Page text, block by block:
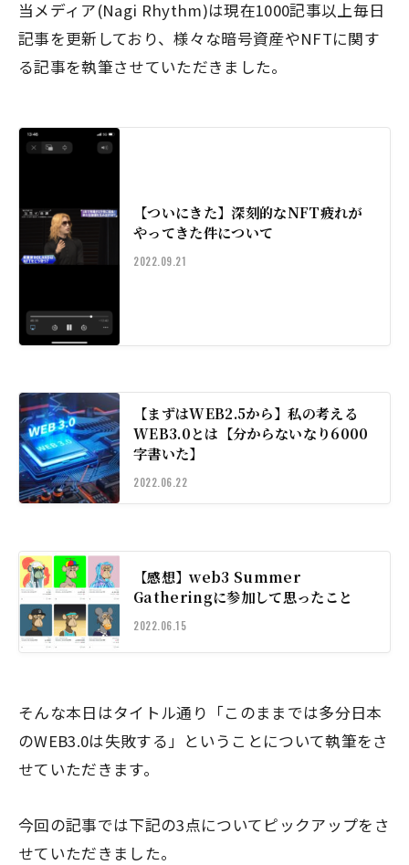
当メディア(Nagi Rhythm)は現在1000記事以上毎日
記事を更新しており、様々な暗号資産やNFTに関す
る記事を執筆させていただきました。
【ついにきた】深刻的なNFT疲れが
やってきた件について
2022.09.21
【まずはWEB2.5から】私の考える
WEB3.0とは【分からないなり6000
字書いた】
2022.06.22
【感想】web3 Summer
Gatheringに参加して思ったこと
2022.06.15
そんな本日はタイトル通り「このままでは多分日本
のWEB3.0は失敗する」ということについて執筆をさ
せていただきます。
今回の記事では下記の3点についてピックアップをさ
せていただきました。